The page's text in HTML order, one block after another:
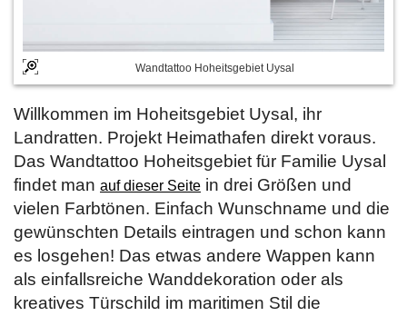
Wandtattoo Hoheitsgebiet Uysal
Willkommen im Hoheitsgebiet Uysal, ihr
Landratten. Projekt Heimathafen direkt voraus.
Das Wandtattoo Hoheitsgebiet für Familie Uysal
findet man auf dieser Seite in drei Größen und
vielen Farbtönen. Einfach Wunschname und die
gewünschten Details eintragen und schon kann
es losgehen! Das etwas andere Wappen kann
als einfallsreiche Wanddekoration oder als
kreatives Türschild im maritimen Stil die